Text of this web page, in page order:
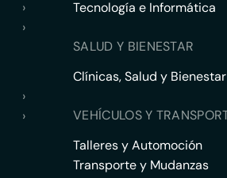
›
›
›
›
Tecnología e Informática
SALUD Y BIENESTAR
Clínicas, Salud y Bienestar
VEHÍCULOS Y
Talleres y Automoción
Transporte y Mudanzas